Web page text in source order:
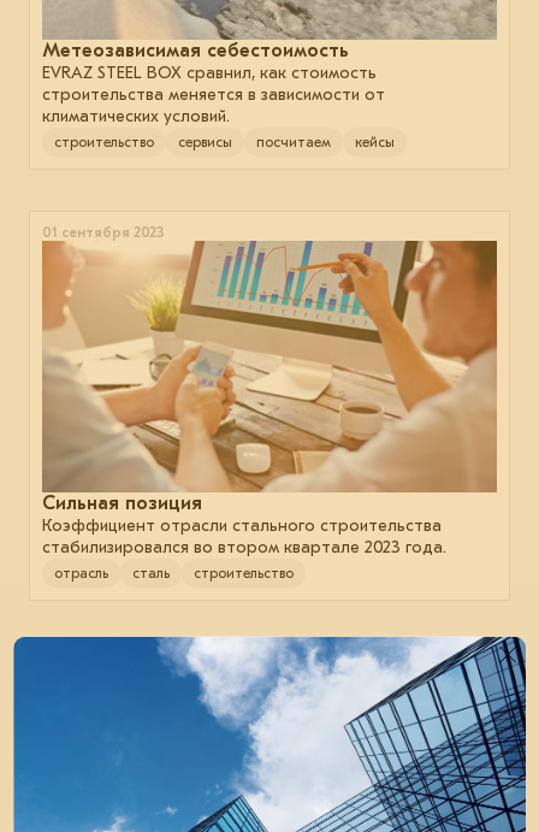
Метеозависимая себестоимость
EVRAZ STEEL BOX сравнил, как стоимость
строительства меняется в зависимости от
климатических условий.
строительство сервисы посчитаем кейсы
01 сентября 2023
Сильная позиция
Коэффициент отрасли стального строительства
стабилизировался во втором квартале 2023 года.
отрасль сталь строительство